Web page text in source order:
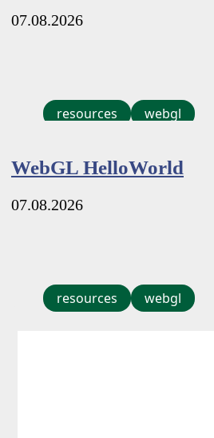
07.08.2026
resources webgl
WebGL HelloWorld
07.08.2026
resources webgl